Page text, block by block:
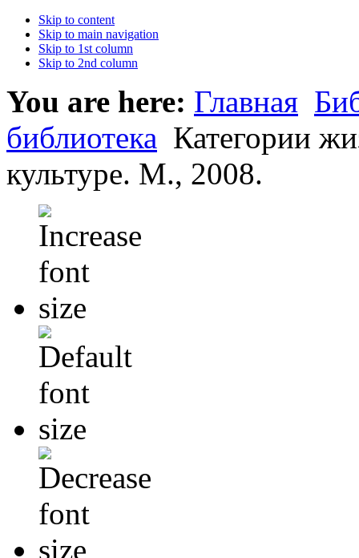
Skip to content
Skip to main navigation
Skip to 1st column
Skip to 2nd column
You are here: Главная
библиотека Категории
культуре. М., 2008.